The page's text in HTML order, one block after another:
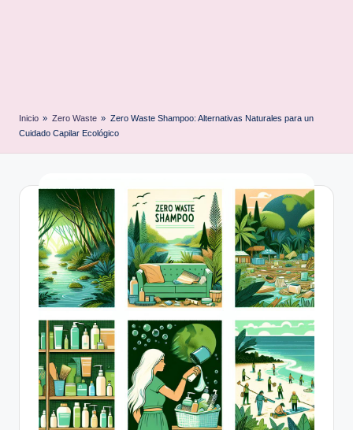
Inicio » Zero Waste » Zero Waste Shampoo: Alternativas Naturales para un
Cuidado Capilar Ecológico